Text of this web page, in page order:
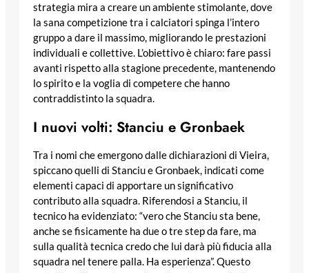
strategia mira a creare un ambiente stimolante, dove
la sana competizione tra i calciatori spinga l’intero
gruppo a dare il massimo, migliorando le prestazioni
individuali e collettive. L’obiettivo è chiaro: fare passi
avanti rispetto alla stagione precedente, mantenendo
lo spirito e la voglia di competere che hanno
contraddistinto la squadra.
I nuovi volti: Stanciu e Gronbaek
Tra i nomi che emergono dalle dichiarazioni di Vieira,
spiccano quelli di Stanciu e Gronbaek, indicati come
elementi capaci di apportare un significativo
contributo alla squadra. Riferendosi a Stanciu, il
tecnico ha evidenziato: “vero che Stanciu sta bene,
anche se fisicamente ha due o tre step da fare, ma
sulla qualità tecnica credo che lui darà più fiducia alla
squadra nel tenere palla. Ha esperienza”. Questo